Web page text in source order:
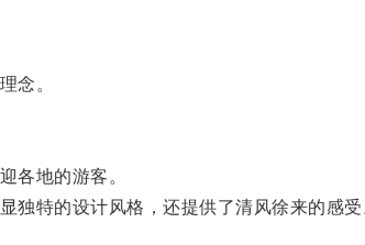
念。
各地的游客。
特的设计风格，还提供了清风徐来的感受